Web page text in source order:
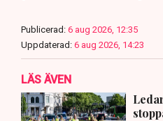
Publicerad: 6 aug 2026, 12:35
Uppdaterad: 6 aug 2026, 14:23
LÄS ÄVEN